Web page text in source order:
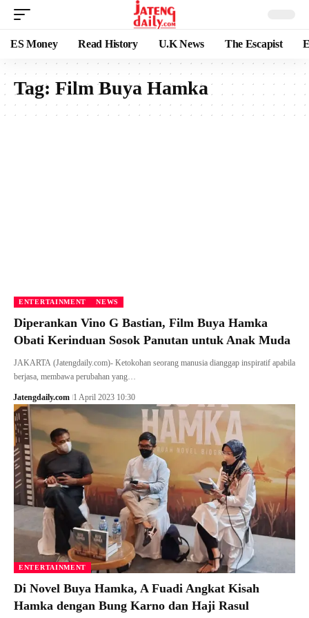
ES Money Read History U.K News The Escapist
Tag: Film Buya Hamka
ENTERTAINMENT NEWS
Diperankan Vino G Bastian, Film Buya Hamka
Obati Kerinduan Sosok Panutan untuk Anak Muda
JAKARTA (Jatengdaily.com)- Ketokohan seorang manusia dianggap inspiratif apabila
berjasa, membawa perubahan yang…
Jatengdaily.com 1 April 2023 10:30
ENTERTAINMENT
Di Novel Buya Hamka, A Fuadi Angkat Kisah
Hamka dengan Bung Karno dan Haji Rasul